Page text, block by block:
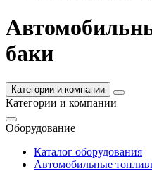
баки
Категории и компании
Категории и компании
Оборудование
Каталог оборудования
Автомобильные